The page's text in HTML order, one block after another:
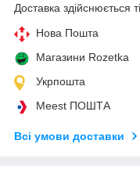
Доставка здійснюється
Нова Пошта
Магазини Rozetka
Укрпошта
Meest ПОШТА
Всі умови доставки